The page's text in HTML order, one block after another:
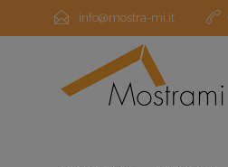
info@mostra-mi.it